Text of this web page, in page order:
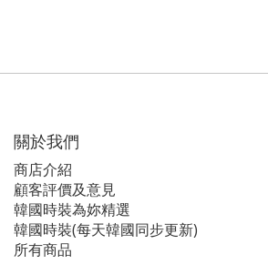
關於我們
商店介紹
顧客評價及意見
韓國時裝為妳精選
韓國時裝(每天韓國同步更新)
所有商品